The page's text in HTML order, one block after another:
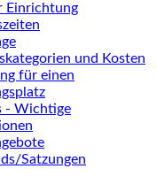
Einrichtung
und Kosten
für einen
- Wichtige
Satzungen